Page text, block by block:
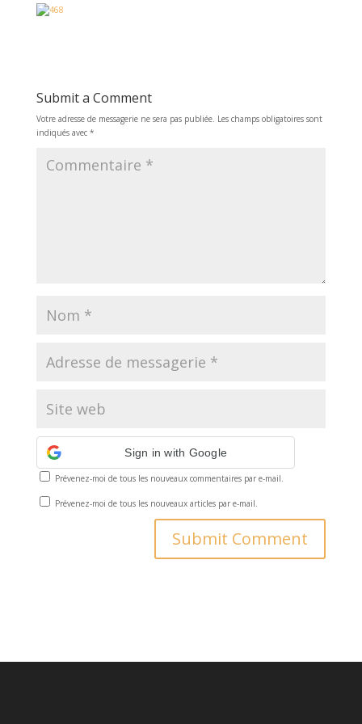
d'alimentation sur le
Submit a Comment
Votre adresse de messagerie ne sera pas publiée. Les champs obligatoires sont
indiqués avec *
Sign in with Google
Prévenez-moi de tous les nouveaux commentaires par e-mail.
Prévenez-moi de tous les nouveaux articles par e-mail.